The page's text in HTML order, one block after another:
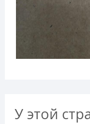
У этой